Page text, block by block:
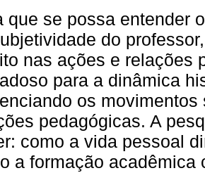
que se possa entender
do
nas ações e relações
para a dinâmica
os
pedagógicas. A
como a vida pessoal
a formação